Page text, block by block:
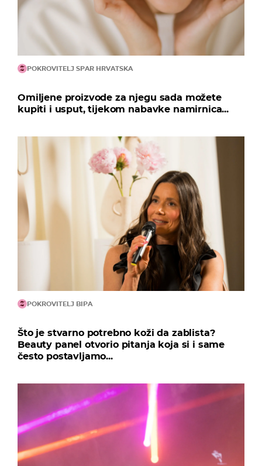
POKROVITELJ SPAR HRVATSKA
Omiljene proizvode za njegu sada možete
kupiti i usput, tijekom nabavke namirnica...
POKROVITELJ BIPA
Što je stvarno potrebno koži da zablista?
Beauty panel otvorio pitanja koja si i same
često postavljamo...